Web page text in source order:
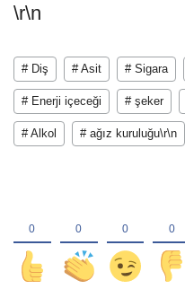
\r\n
# Diş # Asit # Sigara
# Enerji içeceği # şeker
# Alkol # ağız kuruluğu\r\n